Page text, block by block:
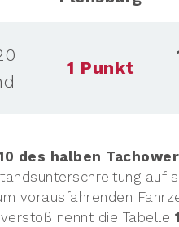
1 Punkt
des halben
auf
vorausfahrenden
nennt die Tabelle